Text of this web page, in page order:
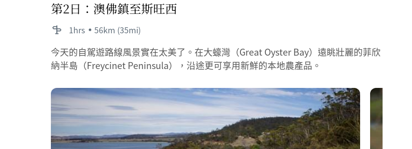
第2日：澳佛鎮至斯旺西
1hrs 56km (35mi)
今天的自駕遊路線風景實在太美了。在大蠔灣（Great Oyster Bay）遠眺壯麗的菲欣
納半島（Freycinet Peninsula），沿途更可享用新鮮的本地農產品。